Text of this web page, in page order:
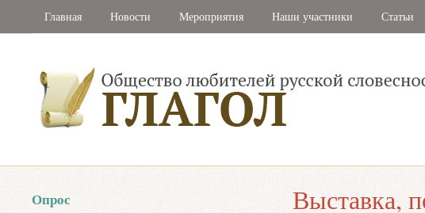
Главная Новости Мероприятия Наши участники Статьи
Выставка,
Опрос